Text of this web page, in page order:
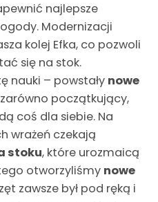
najlepsze
Modernizacji
kolej Efka, co pozwoli
się na stok.
nauki – powstały nowe
początkujący,
coś dla siebie. Na
wrażeń czekają
stoku, które urozmaicą
otworzyliśmy nowe
zawsze był pod ręką i